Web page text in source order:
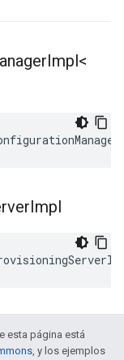
Impl<
Impl
esta página está
, y los ejemplos